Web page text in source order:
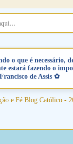
coloquei aqui para
no Momento de Fé
forte corrente de
com problemas no
intercessão
não desista, pois ele
Ágape de Jesus
Devoção e Fé
o que é necessário,
estará fazendo o
Francisco de Assis ✿
e Fé Blog Católico -